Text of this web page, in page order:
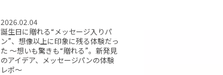
2026.02.04
誕生日に贈れる“メッセージ入りパ
ン”、想像以上に印象に残る体験だっ
た ～想いも驚きも“贈れる”。新発見
のアイデア、メッセージパンの体験
レポ～